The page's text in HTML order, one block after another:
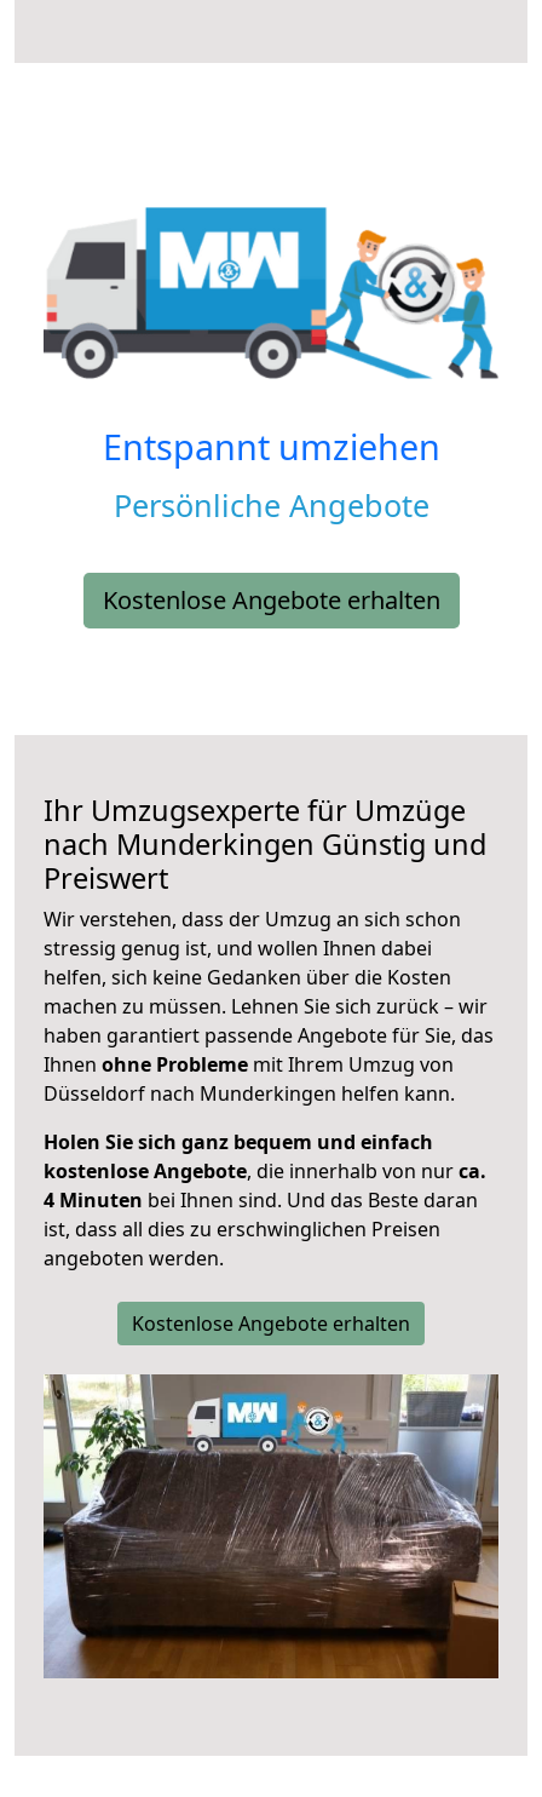
Entspannt umziehen
Persönliche Angebote
Kostenlose Angebote erhalten
Ihr Umzugsexperte für Umzüge
nach Munderkingen Günstig und
Preiswert
Wir verstehen, dass der Umzug an sich schon
stressig genug ist, und wollen Ihnen dabei
helfen, sich keine Gedanken über die Kosten
machen zu müssen. Lehnen Sie sich zurück – wir
haben garantiert passende Angebote für Sie, das
Ihnen ohne Probleme mit Ihrem Umzug von
Düsseldorf nach Munderkingen helfen kann.
Holen Sie sich ganz bequem und einfach
kostenlose Angebote, die innerhalb von nurca.
4 Minuten bei Ihnen sind. Und das Beste daran
ist, dass all dies zu erschwinglichen Preisen
angeboten werden.
Kostenlose Angebote erhalten